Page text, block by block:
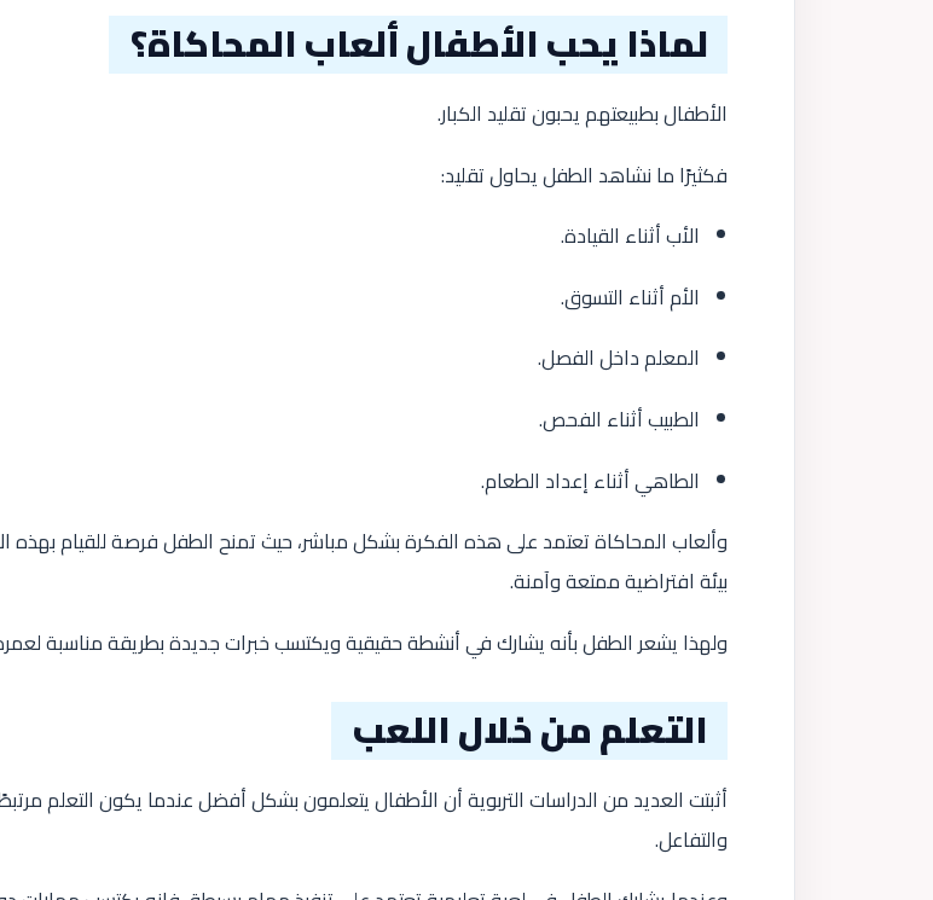
لماذا يحب الأطفال ألعاب المحاكاة؟
الأطفال بطبيعتهم يحبون تقليد الكبار.
فكثيرًا ما نشاهد الطفل يحاول تقليد:
الأب أثناء القيادة.
الأم أثناء التسوق.
المعلم داخل الفصل.
الطبيب أثناء الفحص.
الطاهي أثناء إعداد الطعام.
وألعاب المحاكاة تعتمد على هذه الفكرة بشكل مباشر، حيث تمنح الطفل فرصة للقيام بهذه
بيئة افتراضية ممتعة وآمنة.
ولهذا يشعر الطفل بأنه يشارك في أنشطة حقيقية ويكتسب خبرات جديدة بطريقة مناسبة
التعلم من خلال اللعب
أثبتت العديد من الدراسات التربوية أن الأطفال يتعلمون بشكل أفضل عندما يكون التعلم
والتفاعل.